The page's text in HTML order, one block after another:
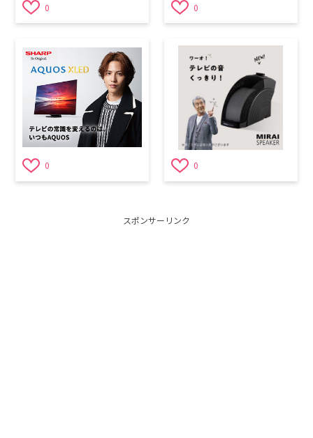
0 0
0 0
スポンサーリンク